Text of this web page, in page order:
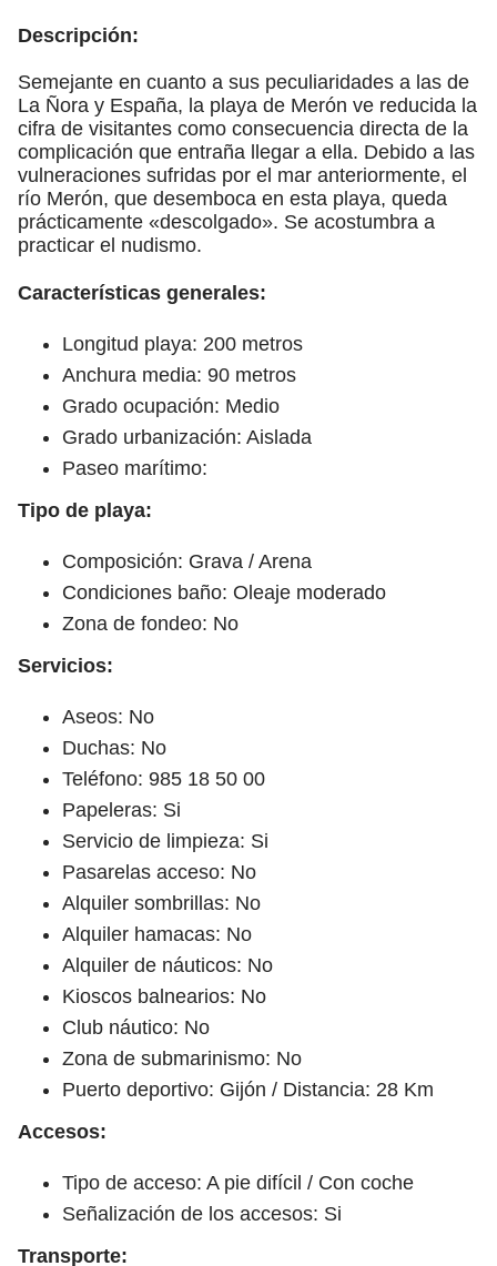
Descripción:
Semejante en cuanto a sus peculiaridades a las de
La Ñora y España, la playa de Merón ve reducida la
cifra de visitantes como consecuencia directa de la
complicación que entraña llegar a ella. Debido a las
vulneraciones sufridas por el mar anteriormente, el
río Merón, que desemboca en esta playa, queda
prácticamente «descolgado». Se acostumbra a
practicar el nudismo.
Características generales:
Longitud playa: 200 metros
Anchura media: 90 metros
Grado ocupación: Medio
Grado urbanización: Aislada
Paseo marítimo:
Tipo de playa:
Composición: Grava / Arena
Condiciones baño: Oleaje moderado
Zona de fondeo: No
Servicios:
Aseos: No
Duchas: No
Teléfono: 985 18 50 00
Papeleras: Si
Servicio de limpieza: Si
Pasarelas acceso: No
Alquiler sombrillas: No
Alquiler hamacas: No
Alquiler de náuticos: No
Kioscos balnearios: No
Club náutico: No
Zona de submarinismo: No
Puerto deportivo: Gijón / Distancia: 28 Km
Accesos:
Tipo de acceso: A pie difícil / Con coche
Señalización de los accesos: Si
Transporte: